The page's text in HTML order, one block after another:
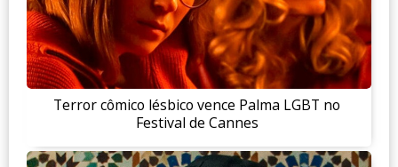
Terror cômico lésbico vence Palma LGBT no
Festival de Cannes